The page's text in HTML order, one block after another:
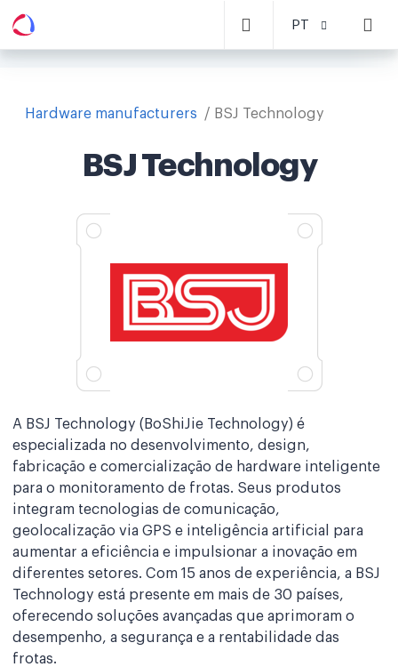
PT
Hardware manufacturers BSJ Technology
BSJ Technology
A BSJ Technology (BoShiJie Technology) é
especializada no desenvolvimento, design,
fabricação e comercialização de hardware inteligente
para o monitoramento de frotas. Seus produtos
integram tecnologias de comunicação,
geolocalização via GPS e inteligência artificial para
aumentar a eficiência e impulsionar a inovação em
diferentes setores. Com 15 anos de experiência, a BSJ
Technology está presente em mais de 30 países,
oferecendo soluções avançadas que aprimoram o
desempenho, a segurança e a rentabilidade das
frotas.